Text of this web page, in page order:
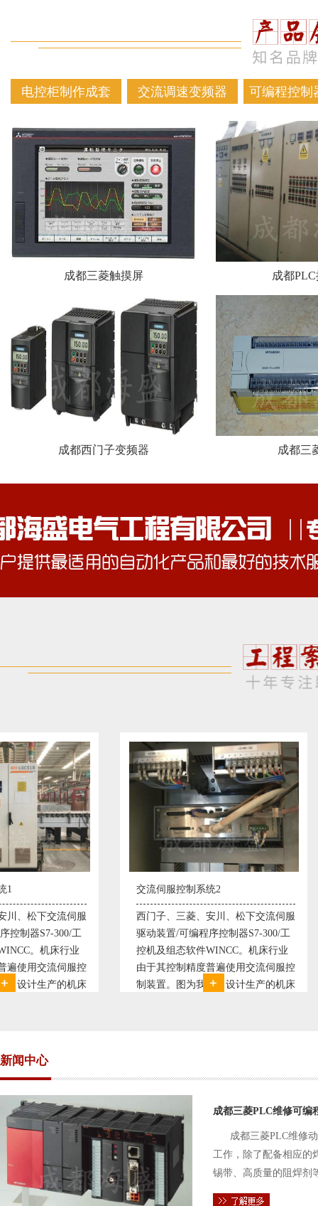
电控柜制作成套 交流调速变频器 可编程控制
成都三菱触摸屏 成都
成都西门子变频器 成都三
西门子、三菱、安川、松下交流伺服
驱动装置/可编程序控制器S7-300/工
控机及组态软件WINCC。机床行业
由于其控制精度普遍使用交流伺服控
制装置。图为我公司设计生产的机床
变频恒压供水系
极调速技术原理
使供水随着使用
持供水设定压力
点、远传压力表
新闻中心
成都三菱PLC维修可编
成都三菱PLC维修
工作，除了配备相应的
锡带、高质量的阻焊剂
件的电路及通信电缆。